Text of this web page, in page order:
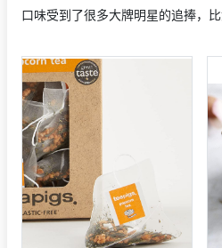
口味受到了很多大牌明星的追捧，比